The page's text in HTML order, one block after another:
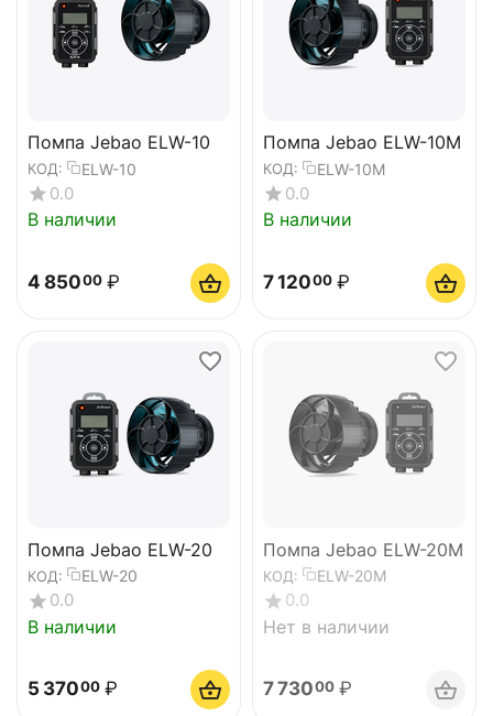
Помпа Jebao ELW-10
КОД: ELW-10
0.0
В наличии
4 85000 ₽
Помпа Jebao ELW-10M
КОД: ELW-10M
0.0
В наличии
7 12000 ₽
Помпа Jebao ELW-20
КОД: ELW-20
0.0
В наличии
5 37000 ₽
Помпа Jebao ELW-20M
КОД: ELW-20M
0.0
Нет в наличии
7 73000 ₽